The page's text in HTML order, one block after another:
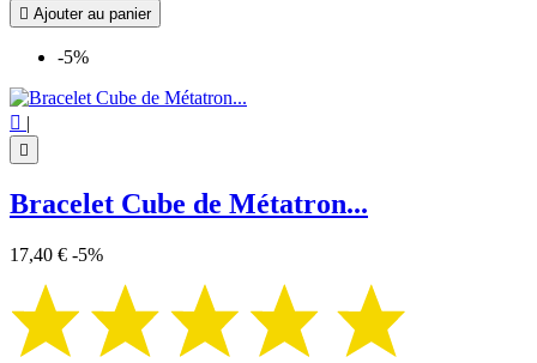
 Ajouter au panier
-5%
 |

Bracelet Cube de Métatron...
17,40 € -5%